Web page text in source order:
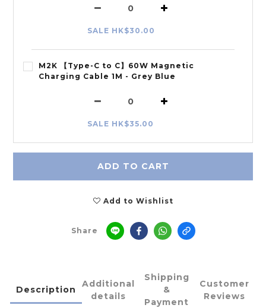
SALE HK$30.00
M2K 【Type-C to C】60W Magnetic
Charging Cable 1M - Grey Blue
SALE HK$35.00
ADD TO CART
Add to Wishlist
Share
Description
Additional
details
Shipping
&
Payment
Customer
Reviews